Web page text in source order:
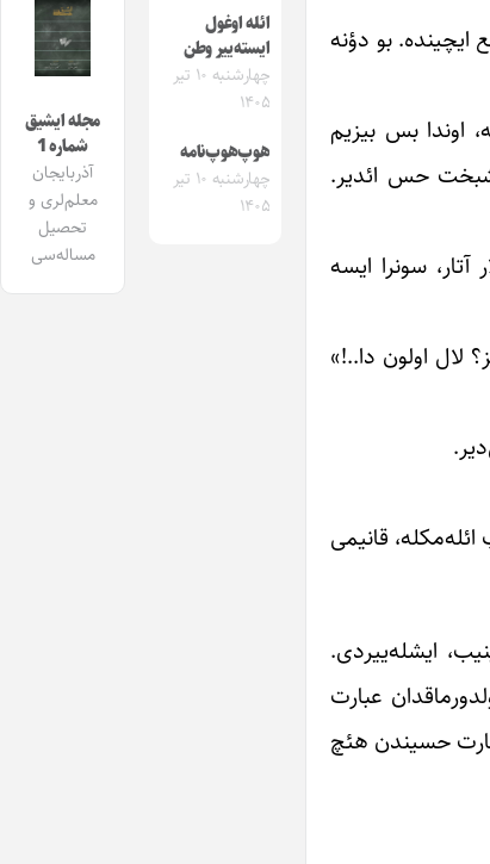
بو دؤنه
اوندا بس بیزیم
حس ائدیر.
آتار، سونرا ایسه
لال اولون دا..!»
قانیمی
ایشله‌ییردی.
عبارت
حسیندن هئچ
ائله اوغول
ایسته‌ییر وطن
چهارشنبه ۱۰ تیر
۱۴۰۵
هوپ‌هوپ‌نامه
چهارشنبه ۱۰ تیر
۱۴۰۵
مجله ایشیق
شماره 1
آذربایجان
معلم‌لری و
تحصیل
مساله‌سی